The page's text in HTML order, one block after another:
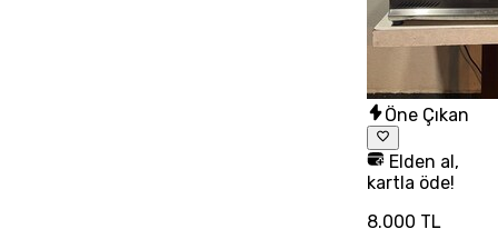
Öne Çıkan
Elden al,
kartla öde!
8.000 TL